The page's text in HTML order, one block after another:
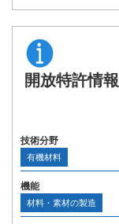
開放特許情報
技術分野
有機材料
機能
材料・素材の製造